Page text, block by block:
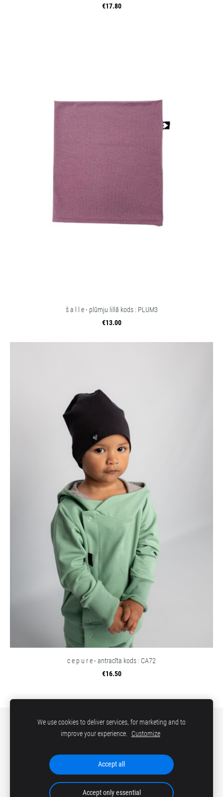
€17.80
š a l l e - plūmju lillā kods : PLUM3
€13.00
c e p u r e - antracīta kods : CA72
€16.50
VEIKALS SĪKDATNES
©ezekids 2018
We use cookies to deliver services, for marketing and to
improve your experience. Customize
Accept all
Accept only essential